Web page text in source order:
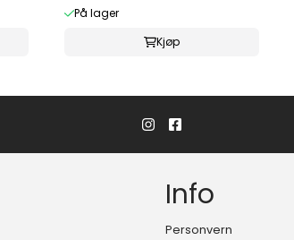
På lager
Kjøp
Info
Personvern